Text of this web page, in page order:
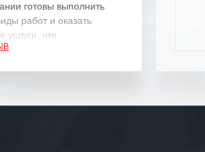
готовы выполнить
работ и оказать
услуги, что
профессионалов
надежного поставщика